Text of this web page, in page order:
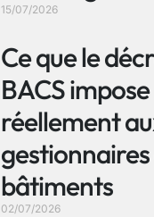
15/07/2026
Ce que le
BACS impose
réellement
bâtiments
02/07/2026